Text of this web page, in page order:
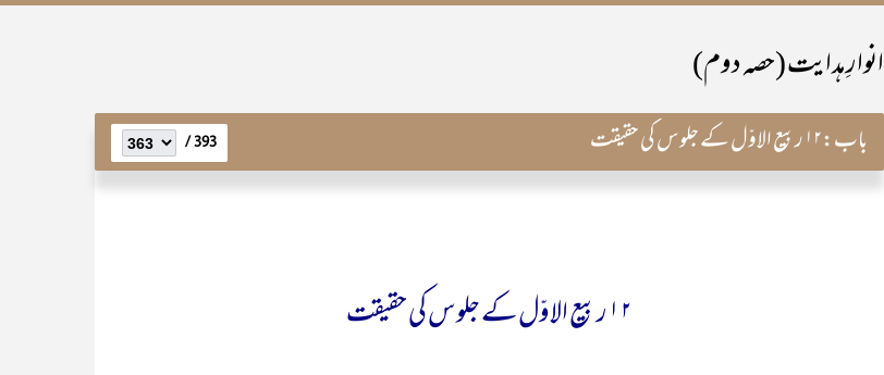
انوارِ ہدایت (حصہ دوم)
باب:۱۲ ربیع الاوّل کے جلوس کی حقیقت 393 /
۱۲ ربیع الاوّل کے جلوس کی حقیقت